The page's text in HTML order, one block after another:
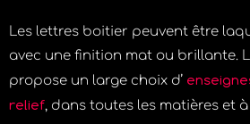
Les lettres boitier peuvent être
avec une finition mat ou brillante.
propose un large choix d’
relief, dans toutes les matières et